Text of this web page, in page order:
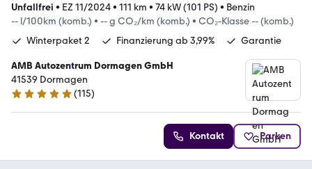
Unfallfrei • EZ 11/2024• 111 km • 74 kW (101 PS) • Benzin
-- l/100km (komb.) • -- g CO₂/km (komb.) • CO₂-Klasse -- (komb.)
Winterpaket 2
Finanzierung ab 3,99% Garantie
AMB Autozentrum Dormagen GmbH
41539 Dormagen
4.9 Sterne
(115)
Kontakt Parken